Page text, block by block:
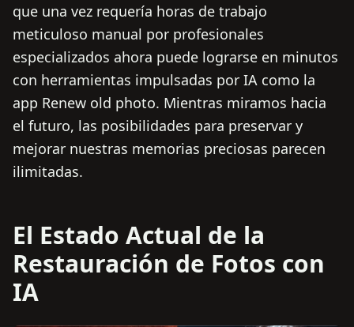
que una vez requería horas de trabajo
meticuloso manual por profesionales
especializados ahora puede lograrse en minutos
con herramientas impulsadas por IA como la
app Renew old photo. Mientras miramos hacia
el futuro, las posibilidades para preservar y
mejorar nuestras memorias preciosas parecen
ilimitadas.
El Estado Actual de la
Restauración de Fotos con
IA